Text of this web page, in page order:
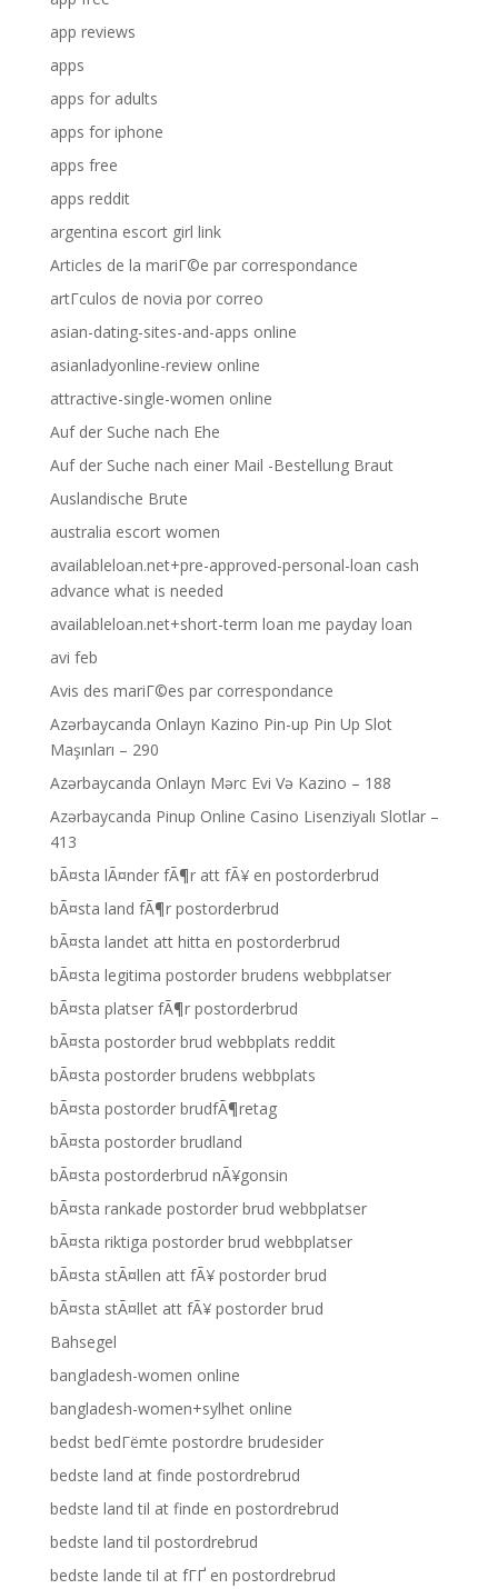
app reviews
apps
apps for adults
apps for iphone
apps free
apps reddit
argentina escort girl link
Articles de la mariГ©e par correspondance
artГ­culos de novia por correo
asian-dating-sites-and-apps online
asianladyonline-review online
attractive-single-women online
Auf der Suche nach Ehe
Auf der Suche nach einer Mail -Bestellung Braut
Auslandische Brute
australia escort women
availableloan.net+pre-approved-personal-loan cash
advance what is needed
availableloan.net+short-term loan me payday loan
avi feb
Avis des mariГ©es par correspondance
Azərbaycanda Onlayn Kazino Pin-up Pin Up Slot
Maşınları – 290
Azərbaycanda Onlayn Mərc Evi Və Kazino – 188
Azərbaycanda Pinup Online Casino Lisenziyalı Slotlar –
413
bÃ¤sta lÃ¤nder fÃ¶r att fÃ¥ en postorderbrud
bÃ¤sta land fÃ¶r postorderbrud
bÃ¤sta landet att hitta en postorderbrud
bÃ¤sta legitima postorder brudens webbplatser
bÃ¤sta platser fÃ¶r postorderbrud
bÃ¤sta postorder brud webbplats reddit
bÃ¤sta postorder brudens webbplats
bÃ¤sta postorder brudfÃ¶retag
bÃ¤sta postorder brudland
bÃ¤sta postorderbrud nÃ¥gonsin
bÃ¤sta rankade postorder brud webbplatser
bÃ¤sta riktiga postorder brud webbplatser
bÃ¤sta stÃ¤llen att fÃ¥ postorder brud
bÃ¤sta stÃ¤llet att fÃ¥ postorder brud
Bahsegel
bangladesh-women online
bangladesh-women+sylhet online
bedst bedГёmte postordre brudesider
bedste land at finde postordrebrud
bedste land til at finde en postordrebrud
bedste land til postordrebrud
bedste lande til at fГҐ en postordrebrud